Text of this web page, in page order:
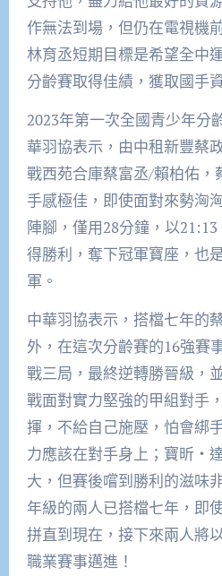
作無法到場，但仍在電視機
林育丞短期目標是希望全中
分齡賽取得佳績，獲取國手
2023年第一次全國青少年分
華羽協表示，由中租新豐蔡
戰西苑合庫蔡富丞/賴柏佑
手感極佳，即使面對來勢洶
陣腳，僅用28分鐘，以
得勝利，奪下冠軍寶座，也
軍。
中華羽協表示，搭檔七年的
外，在這次分齡賽的16強賽
戰三局，最終逆轉勝晉級，
戰面對實力堅強的甲組對手
揮，不給自己施壓，怕會綁
力應該在對手身上；寶昕‧
大，但賽後嚐到勝利的滋味
年級的兩人已搭檔七年，即
拼直到現在，接下來兩人將
職業賽事邁進！